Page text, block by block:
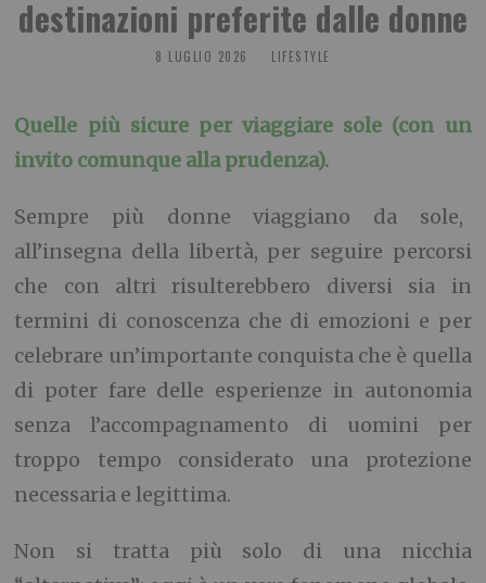
destinazioni preferite dalle donne
8 LUGLIO 2026 LIFESTYLE
Quelle più sicure per viaggiare sole (con un
invito comunque alla prudenza).
Sempre più donne viaggiano da sole,
all’insegna della libertà, per seguire percorsi
che con altri risulterebbero diversi sia in
termini di conoscenza che di emozioni e per
celebrare un’importante conquista che è quella
di poter fare delle esperienze in autonomia
senza l’accompagnamento di uomini per
troppo tempo considerato una protezione
necessaria e legittima.
Non si tratta più solo di una nicchia